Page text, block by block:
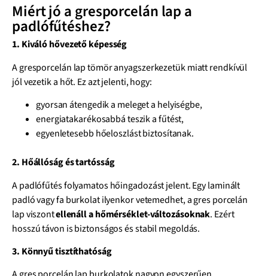
Miért jó a gresporcelán lap a
padlófűtéshez?
1. Kiváló hővezető képesség
A gresporcelán lap tömör anyagszerkezetük miatt rendkívül
jól vezetik a hőt. Ez azt jelenti, hogy:
gyorsan átengedik a meleget a helyiségbe,
energiatakarékosabbá teszik a fűtést,
egyenletesebb hőeloszlást biztosítanak.
2. Hőállóság és tartósság
A padlófűtés folyamatos hőingadozást jelent. Egy laminált
padló vagy fa burkolat ilyenkor vetemedhet, a gres porcelán
lap viszontellenáll a hőmérséklet-változásoknak. Ezért
hosszú távon is biztonságos és stabil megoldás.
3. Könnyű tisztíthatóság